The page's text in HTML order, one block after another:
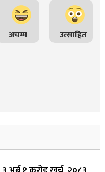
अचम्म उत्साहित